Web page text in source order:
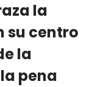
la
su centro
la
pena